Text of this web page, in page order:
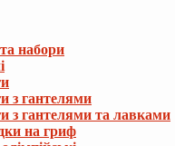
набори
з гантелями
з гантелями та лавками
на гриф